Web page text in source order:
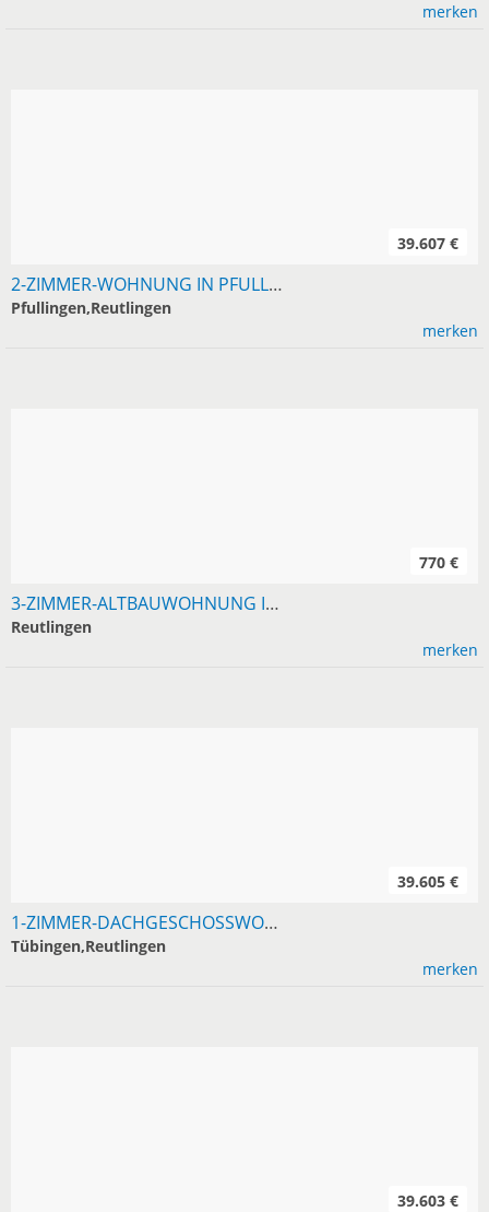
merken
2-ZIMMER-WOHNUNG IN PFULLINGEN, 2. OG, 380
39.607 €
Pfullingen,Reutlingen
merken
3-ZIMMER-ALTBAUWOHNUNG IM ZENTRUM REUTLINGEN, 75 M²
770 €
Reutlingen
merken
1-ZIMMER-DACHGESCHOSSWOHNUNG IM RT-ZENTRUM, 700 KM
39.605 €
Tübingen,Reutlingen
merken
39.603 €